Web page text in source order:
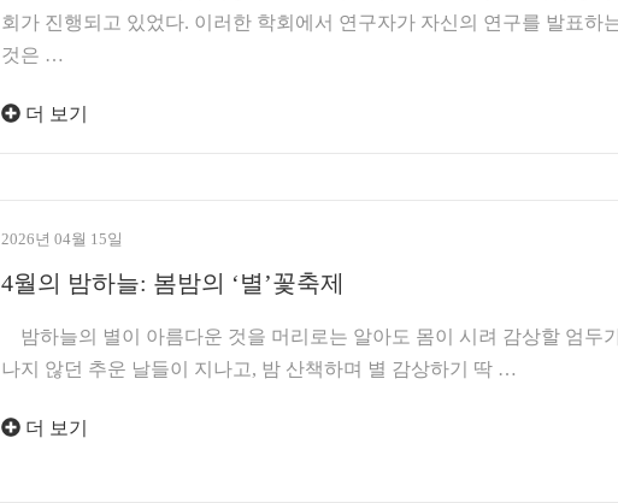
회가 진행되고 있었다. 이러한 학회에서 연구자가 자신의 연구를 발표하
것은 …
더 보기
2026년 04월 15일
4월의 밤하늘: 봄밤의 ‘별’꽃축제
밤하늘의 별이 아름다운 것을 머리로는 알아도 몸이 시려 감상할 엄두
나지 않던 추운 날들이 지나고, 밤 산책하며 별 감상하기 딱 …
더 보기